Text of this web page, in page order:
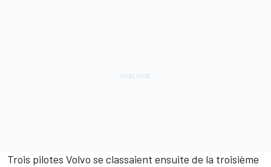
Trois pilotes Volvo se classaient ensuite de la troisième